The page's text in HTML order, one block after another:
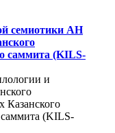
семиотики АН
саммита (KILS-
и
Казанского
саммита (KILS-